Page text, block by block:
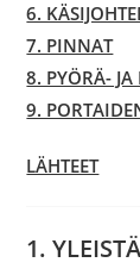
6.
7. PINNAT
8. PYÖRÄ-
9.
LÄHTEET
1. YLEISTÄ